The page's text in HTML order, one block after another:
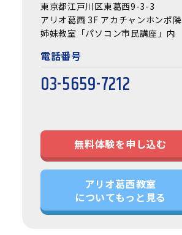
東京都江戸川区東葛西9-3-3
アリオ葛西 3F アカチャンホンポ隣
姉妹教室「パソコン市民講座」内
電話番号
03-5659-7212
無料体験を申し込む
アリオ葛西教室
についてもっと見る